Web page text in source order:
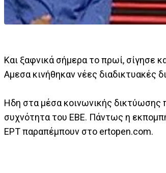
Και ξαφνικά σήμερα το πρωί, σίγησε
Αμεσα κινήθηκαν νέες διαδικτυακές
Ηδη στα μέσα κοινωνικής δικτύωσης
συχνότητα του EBE. Πάντως η
ΕΡΤ παραπέμπουν στο ertopen.com.